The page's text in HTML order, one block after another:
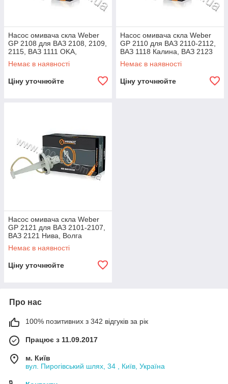
Насос омивача скла Weber
GP 2108 для ВАЗ 2108, 2109,
2115, ВАЗ 1111 OKA,
Москвич, Волга
Немає в наявності
Ціну уточнюйте
Насос омивача скла Weber
GP 2110 для ВАЗ 2110-2112,
ВАЗ 1118 Калина, ВАЗ 2123
Шевроле Нива, ГАЗ
Немає в наявності
Ціну уточнюйте
Насос омивача скла Weber
GP 2121 для ВАЗ 2101-2107,
ВАЗ 2121 Нива, Волга
Немає в наявності
Ціну уточнюйте
Про нас
100% позитивних з 342 відгуків за рік
Працює з 11.09.2017
м. Київ
вул. Пирогівський шлях, 34 , Київ, Україна